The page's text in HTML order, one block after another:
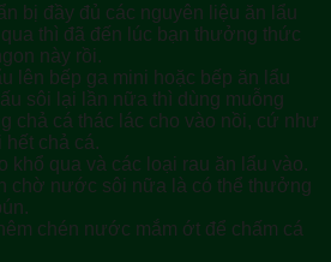
bị đầy đủ các nguyên liệu ăn lẩu
thì đã đến lúc bạn thưởng thức
này rồi.
lên bếp ga mini hoặc bếp ăn lẩu
sôi lại lần nữa thì dùng muỗng
chả cá thác lác cho vào nồi, cứ như
hết chả cá.
khổ qua và các loại rau ăn lẩu vào.
chờ nước sôi nữa là có thể thưởng
chén nước mắm ớt để chấm cá